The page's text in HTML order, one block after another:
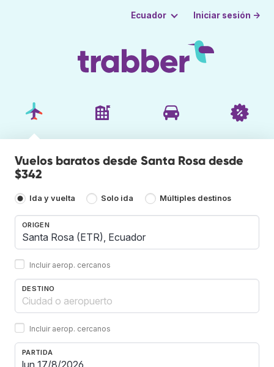
Ecuador Iniciar sesión →
Vuelos baratos desde Santa Rosa desde
$342
Ida y vuelta Solo ida Múltiples destinos
ORIGEN
Incluir aerop. cercanos
DESTINO
Incluir aerop. cercanos
PARTIDA